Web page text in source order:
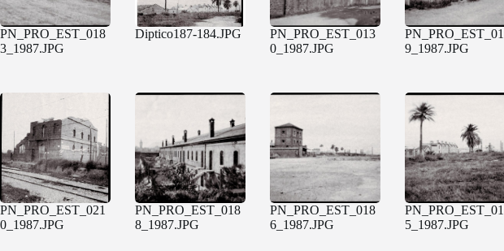
PN_PRO_EST_018
3_1987.JPG
Diptico187-184.JPG
PN_PRO_EST_013
0_1987.JPG
9_1987.JPG
PN_PRO_EST_021
0_1987.JPG
PN_PRO_EST_018
8_1987.JPG
PN_PRO_EST_018
6_1987.JPG
5_1987.JPG